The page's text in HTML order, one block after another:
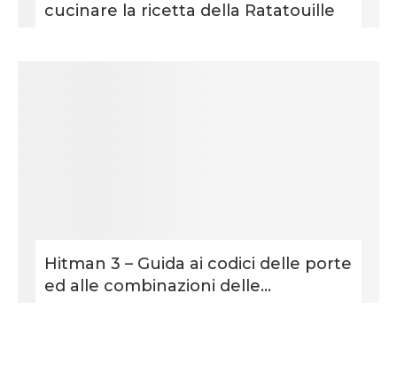
cucinare la ricetta della Ratatouille
Hitman 3 – Guida ai codici delle porte
ed alle combinazioni delle...